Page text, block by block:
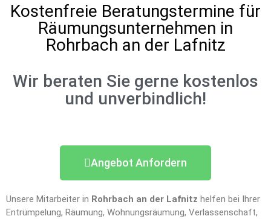
Kostenfreie Beratungstermine für
Räumungsunternehmen in
Rohrbach an der Lafnitz
Wir beraten Sie gerne kostenlos
und unverbindlich!
Angebot Anfordern
Unsere Mitarbeiter in Rohrbach an der Lafnitz helfen bei Ihrer
Entrümpelung, Räumung, Wohnungsräumung, Verlassenschaft,